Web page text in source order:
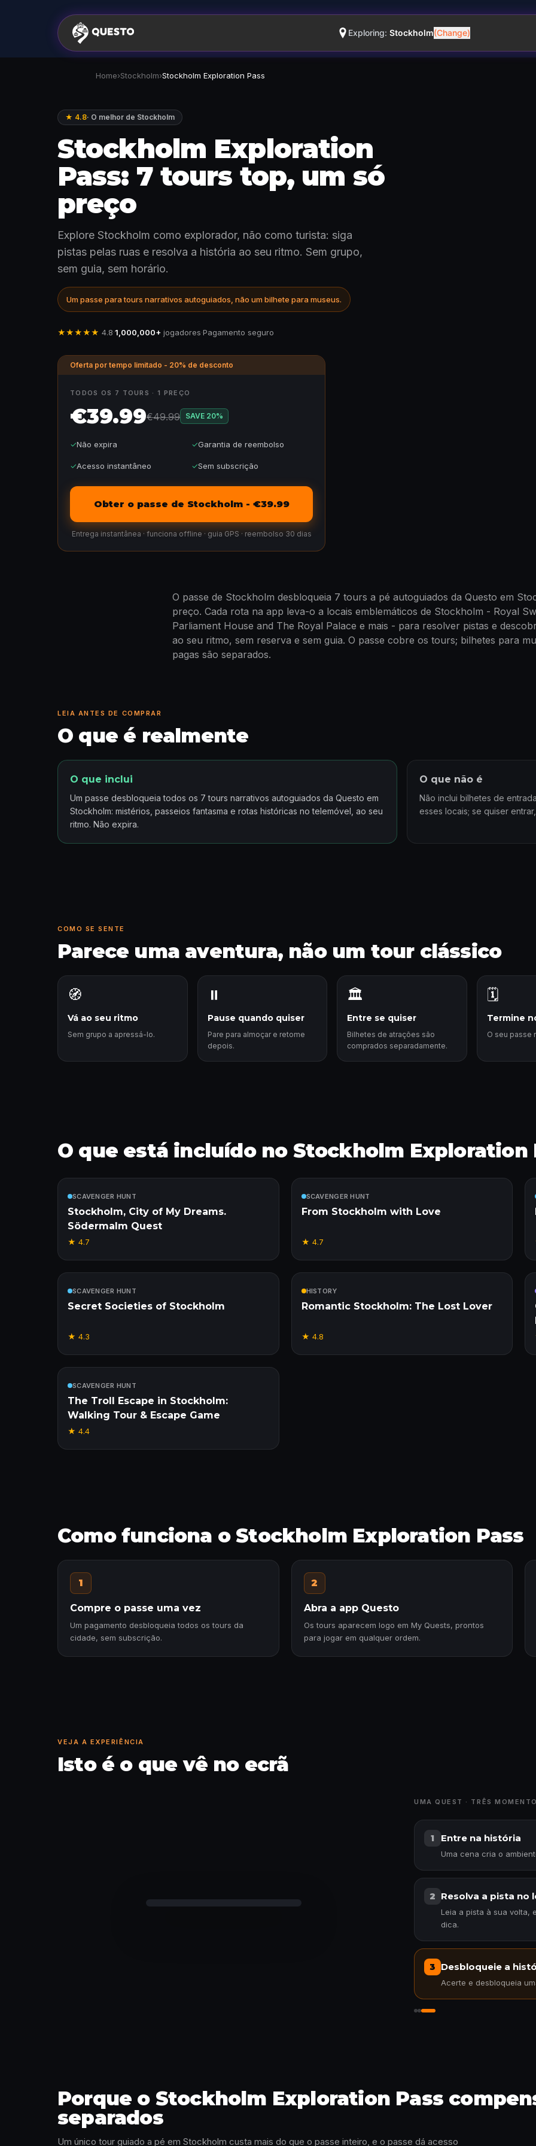
Exploring: Stockholm(Change)
Home›Stockholm›Stockholm Exploration Pass
★ 4.8· O melhor de Stockholm
Stockholm Exploration
Pass: 7 tours top, um só
preço
Explore Stockholm como explorador, não como turista: siga
pistas pelas ruas e resolva a história ao seu ritmo. Sem grupo,
sem guia, sem horário.
Um passe para tours narrativos autoguiados, não um bilhete para museus.
★★★★★ 4.8·1,000,000+ jogadores·Pagamento seguro
Oferta por tempo limitado - 20% de desconto
TODOS OS 7 TOURS · 1 PREÇO
€39.99€49.99 SAVE 20%
✓Não expira ✓Garantia de reembolso
✓Acesso instantâneo ✓Sem subscrição
Obter o passe de Stockholm - €39.99
Entrega instantânea · funciona offline · guia GPS · reembolso 30 dias
O passe de Stockholm desbloqueia 7 tours a pé autoguiados da Questo em
preço. Cada rota na app leva-o a locais emblemáticos de Stockholm - Royal
Parliament House and The Royal Palace e mais - para resolver pistas e
ao seu ritmo, sem reserva e sem guia. O passe cobre os tours; bilhetes para
pagas são separados.
LEIA ANTES DE COMPRAR
O que é realmente
O que inclui
Um passe desbloqueia todos os 7 tours narrativos autoguiados da Questo em
Stockholm: mistérios, passeios fantasma e rotas históricas no telemóvel, ao seu
ritmo. Não expira.
O que não é
Não inclui bilhetes de
esses locais; se quiser
COMO SE SENTE
Parece uma aventura, não um tour clássico
🧭
Vá ao seu ritmo
Sem grupo a apressá-lo.
⏸️
Pause quando quiser
Pare para almoçar e retome
depois.
🏛️
Entre se quiser
Bilhetes de atrações são
comprados separadamente.
🗓️
Termine
O seu passe
O que está incluído no Stockholm Exploration
SCAVENGER HUNT
Stockholm, City of My Dreams.
Södermalm Quest
★ 4.7
SCAVENGER HUNT
From Stockholm with Love
★ 4.7
SCAVENGER HUNT
Secret Societies of Stockholm
★ 4.3
HISTORY
Romantic Stockholm: The Lost Lover
★ 4.8
SCAVENGER HUNT
The Troll Escape in Stockholm:
Walking Tour & Escape Game
★ 4.4
Como funciona o Stockholm Exploration Pass
1
Compre o passe uma vez
Um pagamento desbloqueia todos os tours da
cidade, sem subscrição.
2
Abra a app Questo
Os tours aparecem logo em My Quests, prontos
para jogar em qualquer ordem.
VEJA A EXPERIÊNCIA
Isto é o que vê no ecrã
UMA QUEST · TRÊS
1 Entre na história
Uma cena cria o
2 Resolva a pista no
Leia a pista à sua volta,
dica.
3 Desbloqueie a
Acerte e desbloqueia
Porque o Stockholm Exploration Pass
separados
Um único tour guiado a pé em Stockholm custa mais do que o passe inteiro, e o passe dá acesso